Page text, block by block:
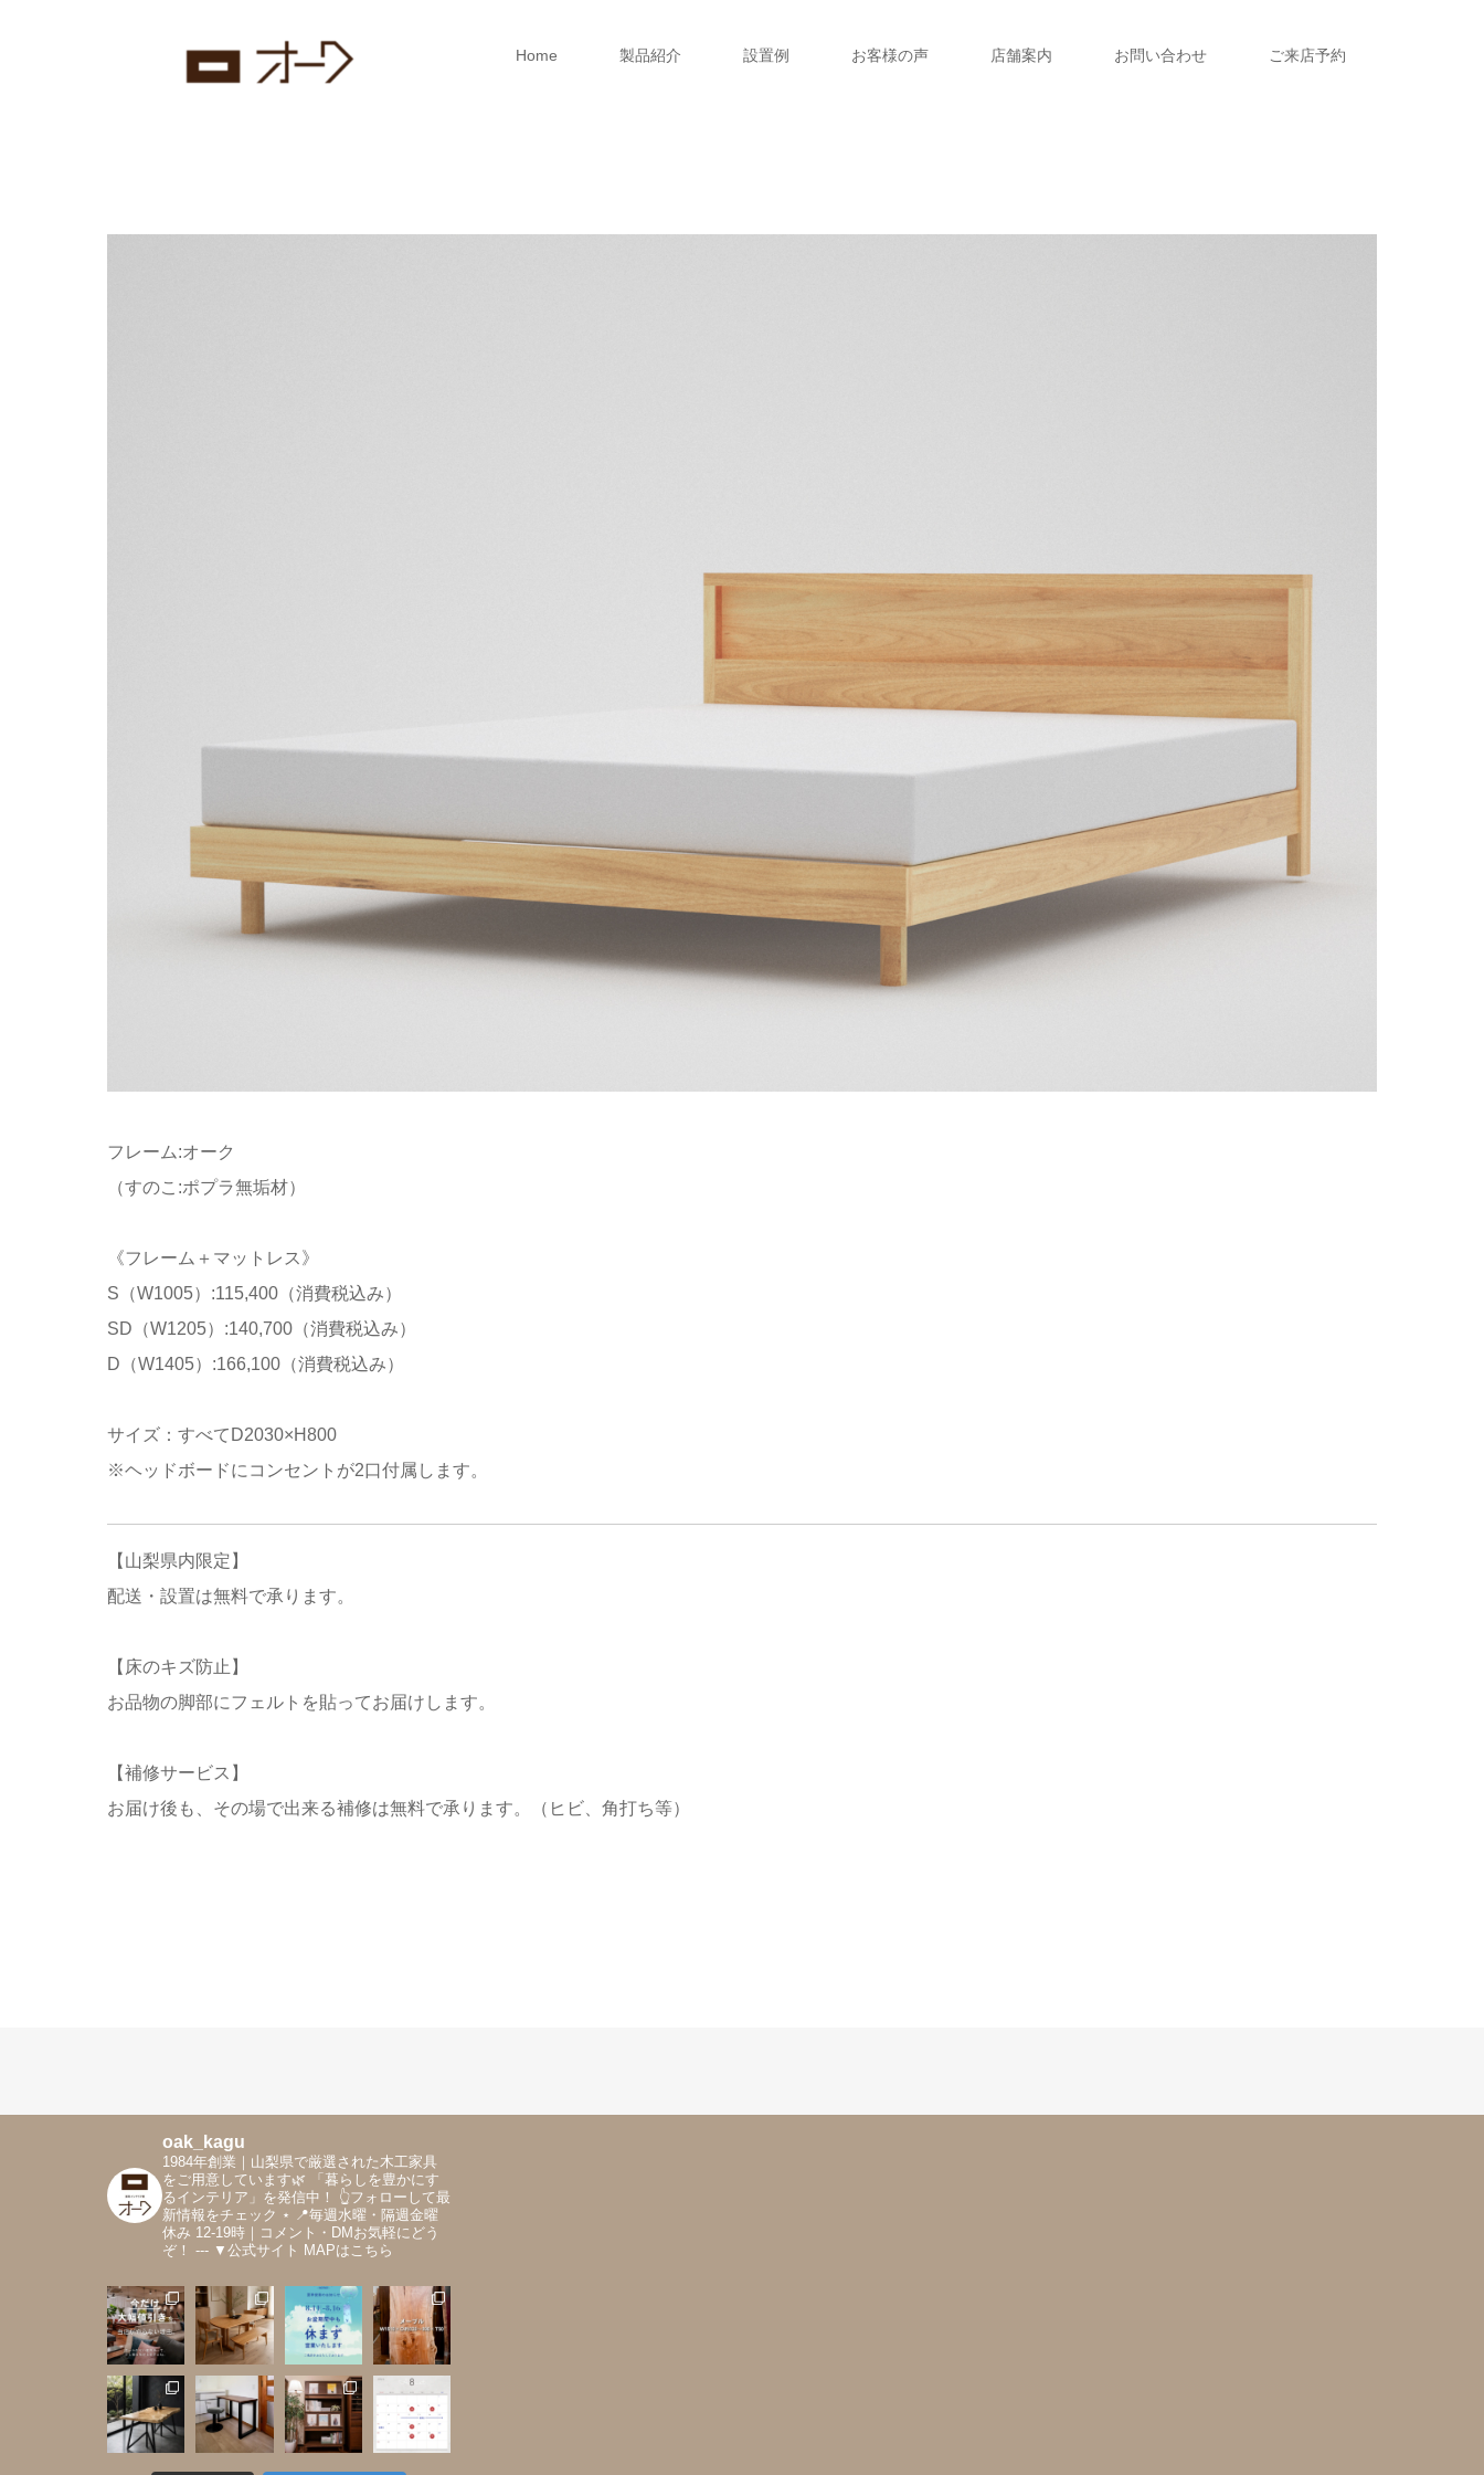
Home 製品紹介 設置例 お客様の声 店舗案内 お問い合わせ ご来店予約
フレーム:オーク
（すのこ:ポプラ無垢材）
《フレーム＋マットレス》
S（W1005）:115,400（消費税込み）
SD（W1205）:140,700（消費税込み）
D（W1405）:166,100（消費税込み）
サイズ：すべてD2030×H800
※ヘッドボードにコンセントが2口付属します。
【山梨県内限定】
配送・設置は無料で承ります。
【床のキズ防止】
お品物の脚部にフェルトを貼ってお届けします。
【補修サービス】
お届け後も、その場で出来る補修は無料で承ります。（ヒビ、角打ち等）
oak_kagu
1984年創業｜山梨県で厳選された木工家具
をご用意しています🌿 「暮らしを豊かにす
るインテリア」を発信中！
👆フォローして最
新情報をチェック ⋆ 📍毎週水曜・隔週金曜
休み 12-19時｜コメント・DMお気軽にどう
ぞ！
--- ▼公式サイト MAPはこちら